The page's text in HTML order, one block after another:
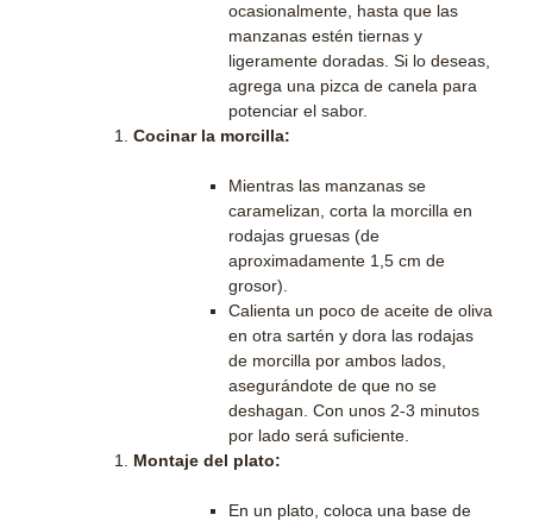
ocasionalmente, hasta que las
manzanas estén tiernas y
ligeramente doradas. Si lo deseas,
agrega una pizca de canela para
potenciar el sabor.
Cocinar la morcilla:
Mientras las manzanas se
caramelizan, corta la morcilla en
rodajas gruesas (de
aproximadamente 1,5 cm de
grosor).
Calienta un poco de aceite de oliva
en otra sartén y dora las rodajas
de morcilla por ambos lados,
asegurándote de que no se
deshagan. Con unos 2-3 minutos
por lado será suficiente.
Montaje del plato:
En un plato, coloca una base de